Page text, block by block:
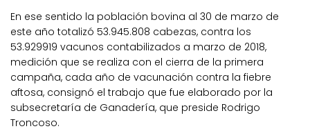
En ese sentido la población bovina al 30 de marzo de
este año totalizó 53.945.808 cabezas, contra los
53.929919 vacunos contabilizados a marzo de 2018,
medición que se realiza con el cierra de la primera
campaña, cada año de vacunación contra la fiebre
aftosa, consignó el trabajo que fue elaborado por la
subsecretaría de Ganadería, que preside Rodrigo
Troncoso.